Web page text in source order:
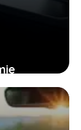
qui vont